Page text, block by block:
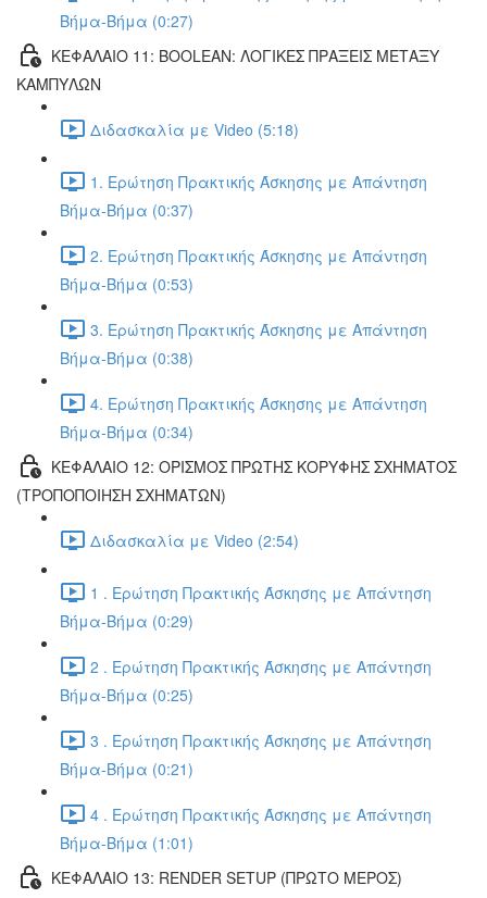
Βήμα-Βήμα (0:27)
ΚΕΦΑΛΑΙΟ 11: BOOLEAN: ΛΟΓΙΚΕΣ ΠΡΑΞΕΙΣ ΜΕΤΑΞΥ
ΚΑΜΠΥΛΩΝ
Διδασκαλία με Video (5:18)
1. Ερώτηση Πρακτικής Άσκησης με Απάντηση
Βήμα-Βήμα (0:37)
2. Ερώτηση Πρακτικής Άσκησης με Απάντηση
Βήμα-Βήμα (0:53)
3. Ερώτηση Πρακτικής Άσκησης με Απάντηση
Βήμα-Βήμα (0:38)
4. Ερώτηση Πρακτικής Άσκησης με Απάντηση
Βήμα-Βήμα (0:34)
ΚΕΦΑΛΑΙΟ 12: ΟΡΙΣΜΟΣ ΠΡΩΤΗΣ ΚΟΡΥΦΗΣ ΣΧΗΜΑΤΟΣ
(ΤΡΟΠΟΠΟΙΗΣΗ ΣΧΗΜΑΤΩΝ)
Διδασκαλία με Video (2:54)
1 . Ερώτηση Πρακτικής Άσκησης με Απάντηση
Βήμα-Βήμα (0:29)
2 . Ερώτηση Πρακτικής Άσκησης με Απάντηση
Βήμα-Βήμα (0:25)
3 . Ερώτηση Πρακτικής Άσκησης με Απάντηση
Βήμα-Βήμα (0:21)
4 . Ερώτηση Πρακτικής Άσκησης με Απάντηση
Βήμα-Βήμα (1:01)
ΚΕΦΑΛΑΙΟ 13: RENDER SETUP (ΠΡΩΤΟ ΜΕΡΟΣ)